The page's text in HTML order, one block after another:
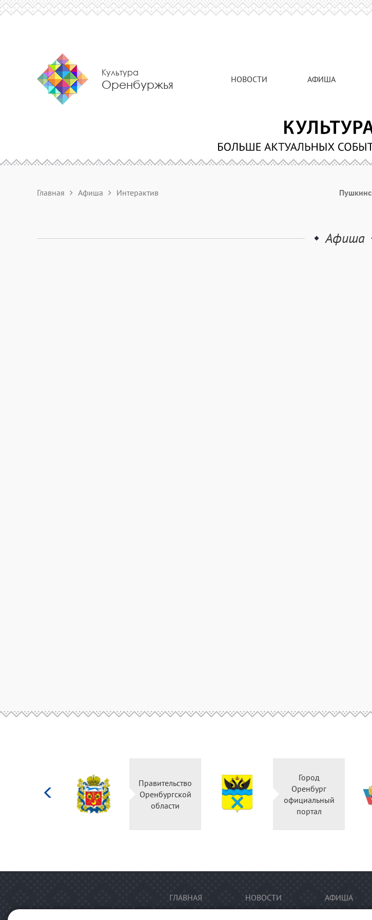
Культура
Оренбуржья НОВОСТИ АФИША
Главная Афиша Интерактив
Афиша
Правительство
Оренбургской
области
Город
Оренбург
официальный
портал
ГЛАВНАЯ НОВОСТИ АФИША